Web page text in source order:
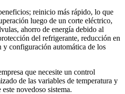
reinicio más rápido, lo que
luego de un corte eléctrico,
ahorro de energía debido al
del refrigerante, reducción en
y configuración automática de los
que necesite un control
de las variables de temperatura y
novedoso sistema.